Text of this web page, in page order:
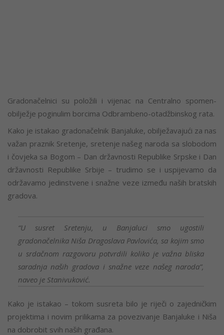
Gradonačelnici su položili i vijenac na Centralno spomen-
obilježje poginulim borcima Odbrambeno-otadžbinskog rata.
Kako je istakao gradonačelnik Banjaluke, obilježavajući za nas
važan praznik Sretenje, sretenje našeg naroda sa slobodom
i čovjeka sa Bogom – Dan državnosti Republike Srpske i Dan
državnosti Republike Srbije – trudimo se i uspijevamo da
održavamo jedinstvene i snažne veze između naših bratskih
gradova.
“U susret Sretenju, u Banjaluci smo ugostili
gradonačelnika Niša Dragoslava Pavlovića, sa kojim smo
u srdačnom razgovoru potvrdili koliko je važna bliska
saradnja naših gradova i snažne veze našeg naroda”,
naveo je Stanivuković.
Kako je istakao – tokom susreta bilo je riječi o zajedničkim
projektima i novim prilikama za povezivanje Banjaluke i Niša
na dobrobit svih naših građana.